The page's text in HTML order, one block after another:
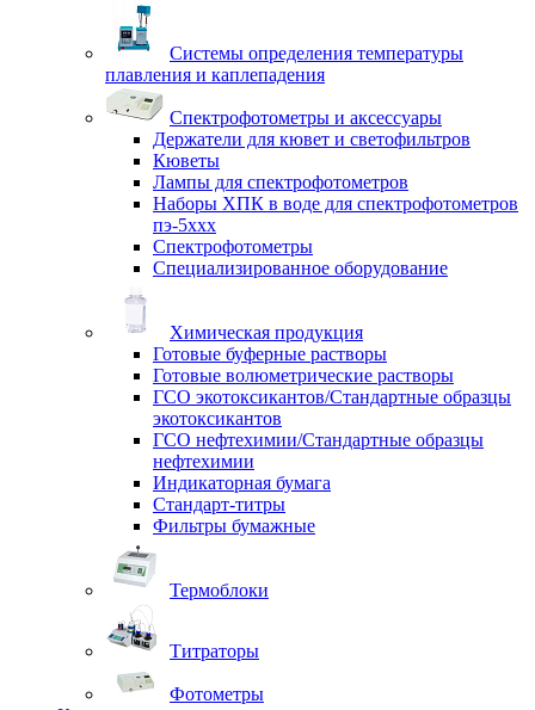
Системы определения температуры
плавления и каплепадения
Спектрофотометры и аксессуары
Держатели для кювет и светофильтров
Кюветы
Лампы для спектрофотометров
Наборы ХПК в воде для спектрофотометров
пэ-5ххх
Спектрофотометры
Специализированное оборудование
Химическая продукция
Готовые буферные растворы
Готовые волюметрические растворы
ГСО экотоксикантов/Стандартные образцы
экотоксикантов
ГСО нефтехимии/Стандартные образцы
нефтехимии
Индикаторная бумага
Стандарт-титры
Фильтры бумажные
Термоблоки
Титраторы
Фотометры